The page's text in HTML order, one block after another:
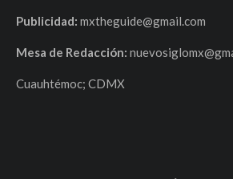
Publicidad: mxtheguide@gmail.com
Mesa de Redacción:
Cuauhtémoc; CDMX